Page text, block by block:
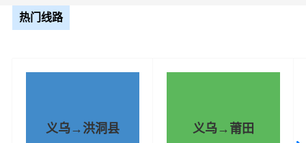
整车运输报价参考（4.2米-17.5米平板，高栏或厢车）
热门线路
义乌→洪洞县 义乌→莆田